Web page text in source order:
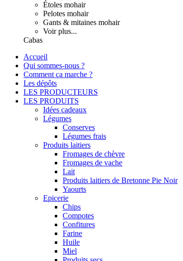
Étoles mohair
Pelotes mohair
Gants & mitaines mohair
Voir plus...
Cabas
Accueil
Qui sommes-nous ?
Comment ça marche ?
Les dépôts
LES PRODUCTEURS
LES PRODUITS
Idées cadeaux
Légumes
Conserves
Légumes frais
Produits laitiers
Fromages de chèvre
Fromages de vache
Lait
Produits laitiers de Bretonne Pie Noir
Yaourts
Epicerie
Chips
Compotes
Confitures
Farine
Huile
Miel